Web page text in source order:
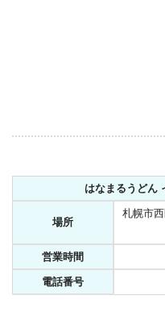
はなまるうどん
場所
札幌市
営業時間
電話番号